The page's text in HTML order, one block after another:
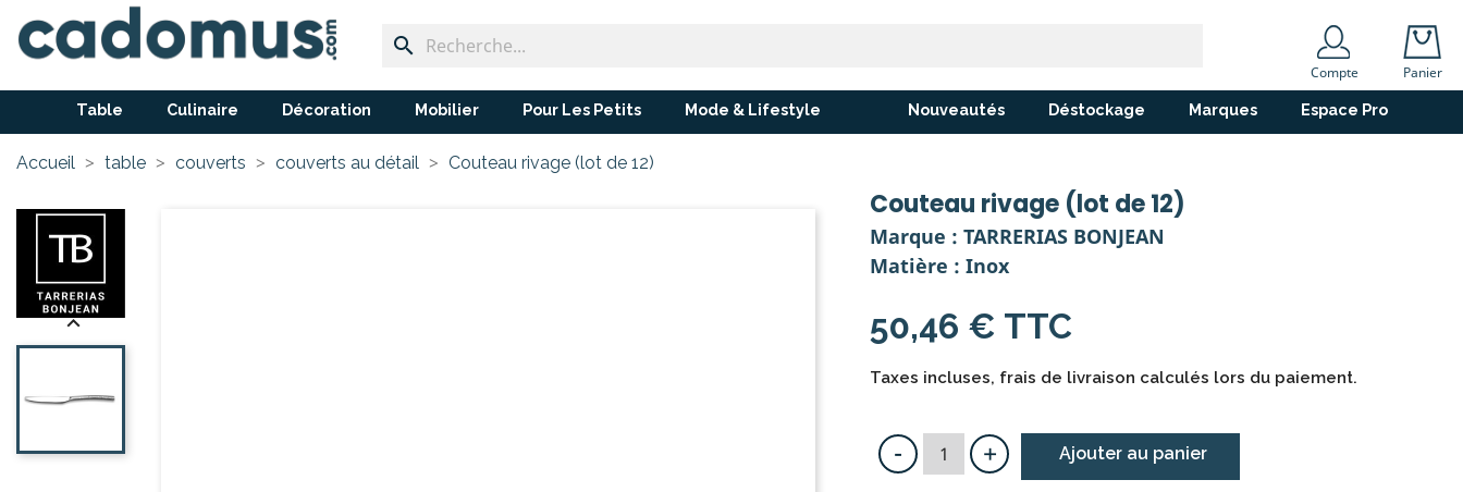
search
Compte
Panier
Table
Culinaire Décoration Mobilier Pour Les Petits Mode & Lifestyle Nouveautés Déstockage Marques Espace Pro
Accueil table couverts couverts au détail Couteau rivage (lot de 12)

Couteau rivage (lot de 12)
Marque : TARRERIAS BONJEAN
Matière : Inox
50,46 € TTC
Taxes incluses, frais de livraison calculés lors du paiement.
- + Ajouter au panier